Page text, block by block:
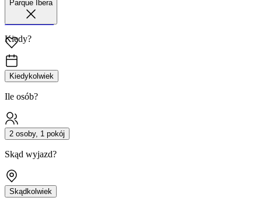
42 680 38 51
Parque Ibera
Kiedy?
Kiedykolwiek
Ile osób?
2 osoby, 1 pokój
Skąd wyjazd?
Skądkolwiek